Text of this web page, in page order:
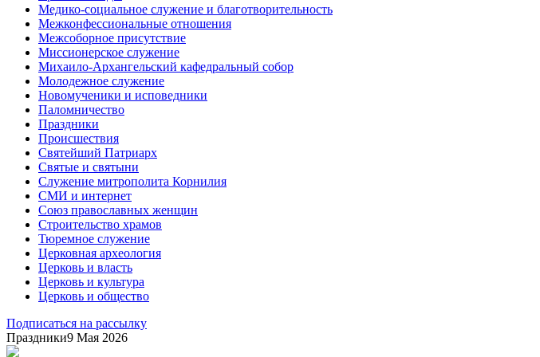
Медико-социальное служение и благотворительность
Межконфессиональные отношения
Межсоборное присутствие
Миссионерское служение
Михаило-Архангельский кафедральный собор
Молодежное служение
Новомученики и исповедники
Паломничество
Праздники
Происшествия
Святейший Патриарх
Святые и святыни
Служение митрополита Корнилия
СМИ и интернет
Союз православных женщин
Строительство храмов
Тюремное служение
Церковная археология
Церковь и власть
Церковь и культура
Церковь и общество
Подписаться на рассылку
Праздники9 Мая 2026